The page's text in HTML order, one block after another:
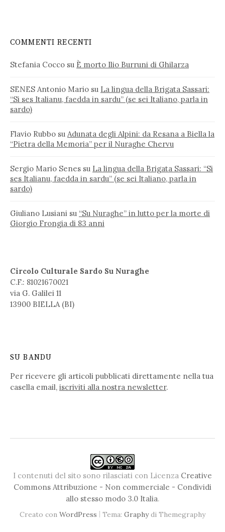
COMMENTI RECENTI
Stefania Cocco su È morto Ilio Burruni di Ghilarza
SENES Antonio Mario su La lingua della Brigata Sassari:
“Si ses Italianu, faedda in sardu” (se sei Italiano, parla in
sardo)
Flavio Rubbo su Adunata degli Alpini: da Resana a Biella la
“Pietra della Memoria” per il Nuraghe Chervu
Sergio Mario Senes su La lingua della Brigata Sassari: “Si
ses Italianu, faedda in sardu” (se sei Italiano, parla in
sardo)
Giuliano Lusiani su “Su Nuraghe” in lutto per la morte di
Giorgio Frongia di 83 anni
Circolo Culturale Sardo Su Nuraghe
C.F.: 81021670021
via G. Galilei 11
13900 BIELLA (BI)
SU BANDU
Per ricevere gli articoli pubblicati direttamente nella tua
casella email, iscriviti alla nostra newsletter.
I contenuti del sito sono rilasciati con Licenza Creative
Commons Attribuzione - Non commerciale - Condividi
allo stesso modo 3.0 Italia.
Creato con WordPress | Tema: Graphydi Themegraphy